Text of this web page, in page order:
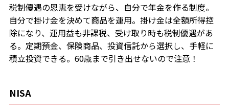
税制優遇の恩恵を受けながら、自分で年金を作る制度。
自分で掛け金を決めて商品を運用。掛け金は全額所得控
除になり、運用益も非課税、受け取り時も税制優遇があ
る。定期預金、保険商品、投資信託から選択し、手軽に
積立投資できる。60歳まで引き出せないので注意！
NISA